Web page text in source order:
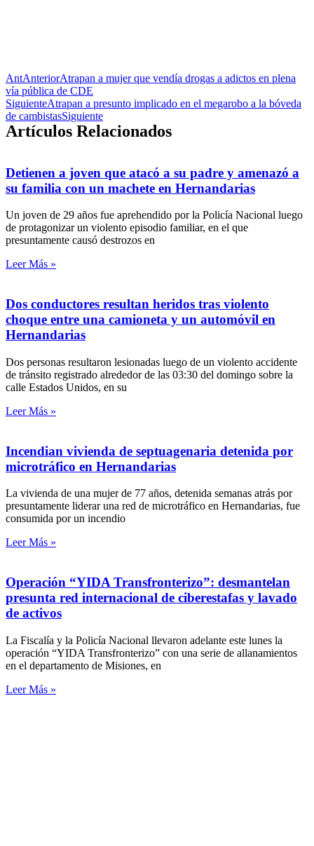
AntAnteriorAtrapan a mujer que vendía drogas a adictos en plena
vía pública de CDE
SiguienteAtrapan a presunto implicado en el megarobo a la bóveda
de cambistasSiguiente
Artículos Relacionados
Detienen a joven que atacó a su padre y amenazó a
su familia con un machete en Hernandarias
Un joven de 29 años fue aprehendido por la Policía Nacional luego
de protagonizar un violento episodio familiar, en el que
presuntamente causó destrozos en
Leer Más »
Dos conductores resultan heridos tras violento
choque entre una camioneta y un automóvil en
Hernandarias
Dos personas resultaron lesionadas luego de un violento accidente
de tránsito registrado alrededor de las 03:30 del domingo sobre la
calle Estados Unidos, en su
Leer Más »
Incendian vivienda de septuagenaria detenida por
microtráfico en Hernandarias
La vivienda de una mujer de 77 años, detenida semanas atrás por
presuntamente liderar una red de microtráfico en Hernandarias, fue
consumida por un incendio
Leer Más »
Operación “YIDA Transfronterizo”: desmantelan
presunta red internacional de ciberestafas y lavado
de activos
La Fiscalía y la Policía Nacional llevaron adelante este lunes la
operación “YIDA Transfronterizo” con una serie de allanamientos
en el departamento de Misiones, en
Leer Más »